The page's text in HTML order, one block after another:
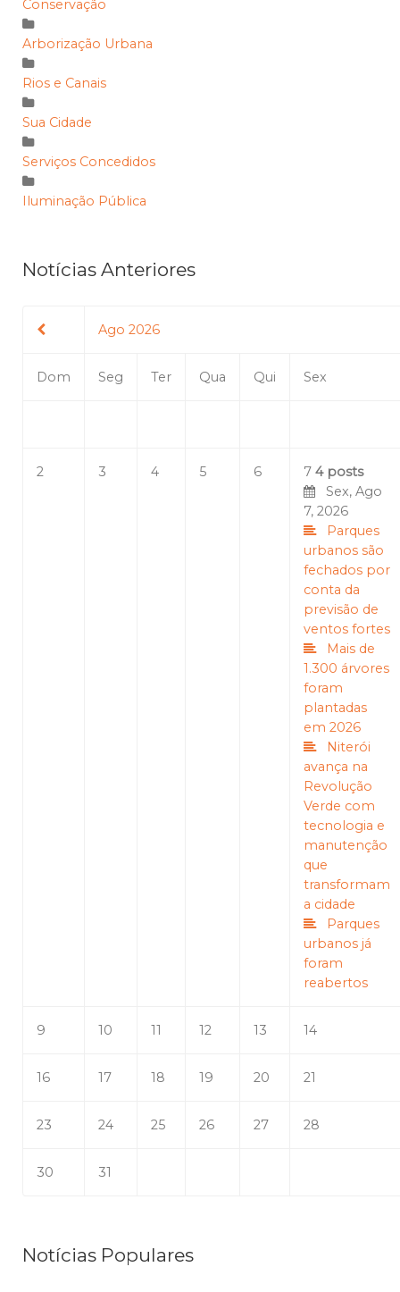
Conservação
Arborização Urbana
Rios e Canais
Sua Cidade
Serviços Concedidos
Iluminação Pública
Notícias Anteriores
Ago 2026
Dom Seg Ter Qua Qui Sex
2 3 4 5 6 7 4 posts
Sex, Ago
7, 2026
Parques
urbanos são
fechados por
conta da
previsão de
ventos fortes
Mais de
1.300 árvores
foram
plantadas
em 2026
Niterói
avança na
Revolução
Verde com
tecnologia e
manutenção
que
transformam
a cidade
Parques
urbanos já
foram
reabertos
9 10 11 12 13 14
16 17 18 19 20 21
23 24 25 26 27 28
30 31
Notícias Populares